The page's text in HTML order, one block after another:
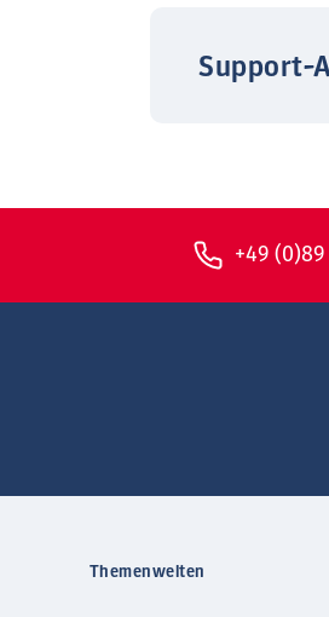
Support-
+49
Themenwelten